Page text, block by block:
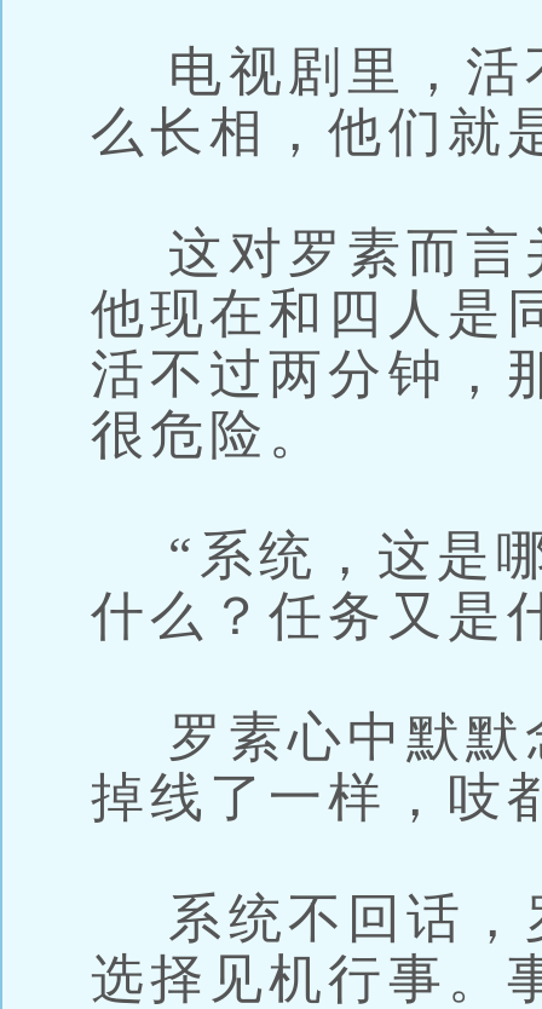
电视剧里，活
么长相，他们就
这对罗素而言
他现在和四人是
活不过两分钟，
很危险。
“系统，这是
什么？任务又是
罗素心中默默
掉线了一样，吱
系统不回话，
选择见机行事。